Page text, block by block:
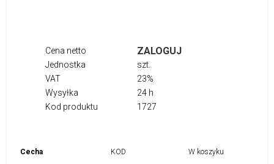
Cena netto ZALOGUJ
Jednostka
szt.
VAT
23%
Wysyłka
24 h
Kod produktu
1727
Cecha KOD W koszyku